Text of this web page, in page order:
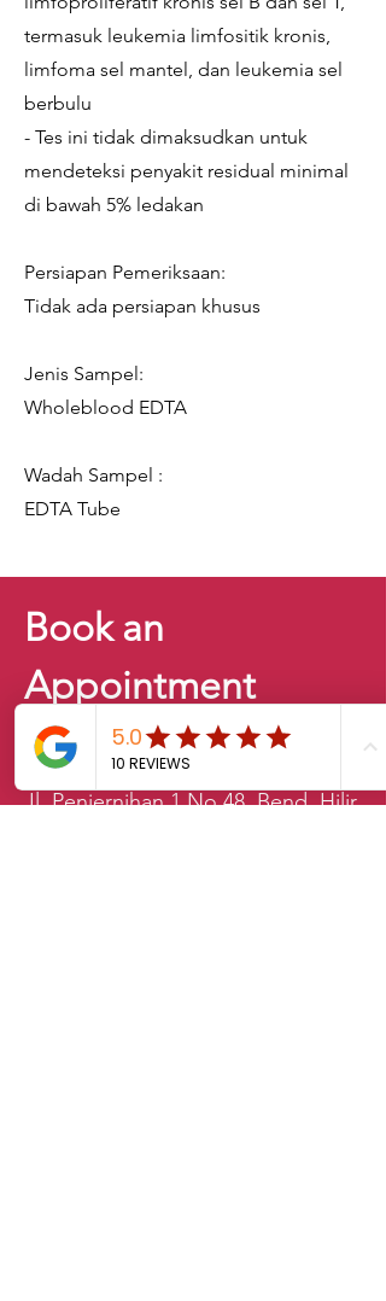
termasuk leukemia limfositik kronis,
limfoma sel mantel, dan leukemia sel
berbulu
- Tes ini tidak dimaksudkan untuk
mendeteksi penyakit residual minimal
di bawah 5% ledakan
Persiapan Pemeriksaan:
Tidak ada persiapan khusus
Jenis Sampel:
Wholeblood EDTA
Wadah Sampel :
EDTA Tube
Book an
Appointment
Here!
Jl. Penjernihan 1 No.48, Bend. Hilir,